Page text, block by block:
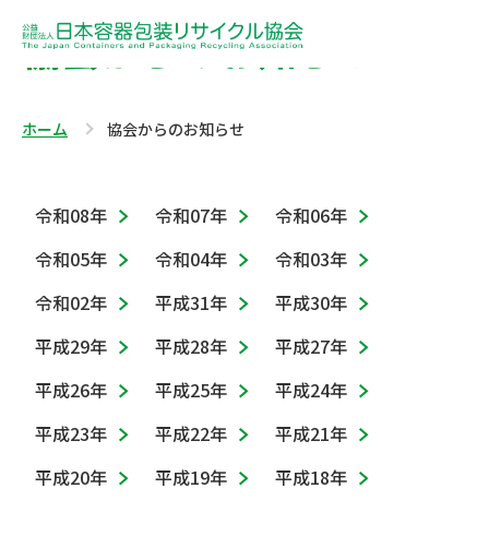
協会からのお知らせ
ホーム 協会からのお知らせ
令和08年 令和07年
令和06年
令和05年
令和04年
令和03年
令和02年
平成31年
平成30年
平成29年
平成28年
平成27年
平成26年
平成25年
平成24年
平成23年
平成22年
平成21年
平成20年
平成19年 平成18年